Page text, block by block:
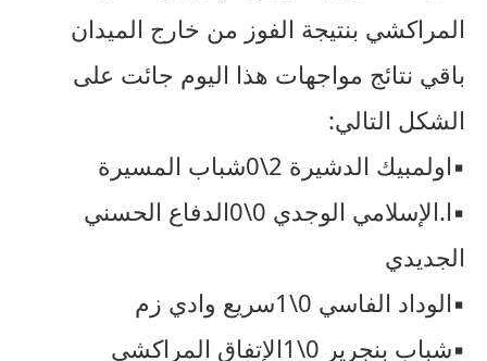
المراكشي بنتيجة الفوز من خارج الميدان
باقي نتائج مواجهات هذا اليوم جائت على
الشكل التالي:
▪︎اولمبيك الدشيرة 2\0شباب المسيرة
▪︎ا.الإسلامي الوجدي 0\0الدفاع الحسني
الجديدي
▪︎الوداد الفاسي 0\1سريع وادي زم
▪︎شباب بنجرير 0\1الإتفاق المراكشي